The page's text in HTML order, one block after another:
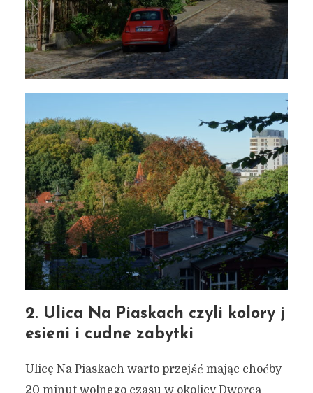
2. Ulica Na Piaskach czyli kolory j
esieni i cudne zabytki
Ulicę Na Piaskach warto przejść mając choćby
20 minut wolnego czasu w okolicy Dworca